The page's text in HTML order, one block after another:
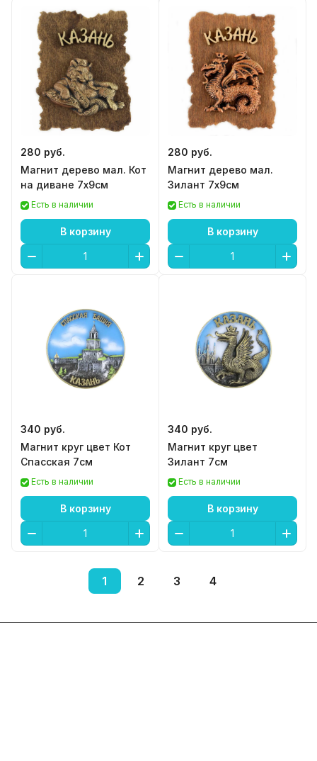
280 руб.
Магнит дерево мал. Кот
на диване 7х9см
Есть в наличии
В корзину
280 руб.
Магнит дерево мал.
Зилант 7х9см
Есть в наличии
В корзину
340 руб.
Магнит круг цвет Кот
Спасская 7см
Есть в наличии
В корзину
340 руб.
Магнит круг цвет
Зилант 7см
Есть в наличии
В корзину
1 2 3 4